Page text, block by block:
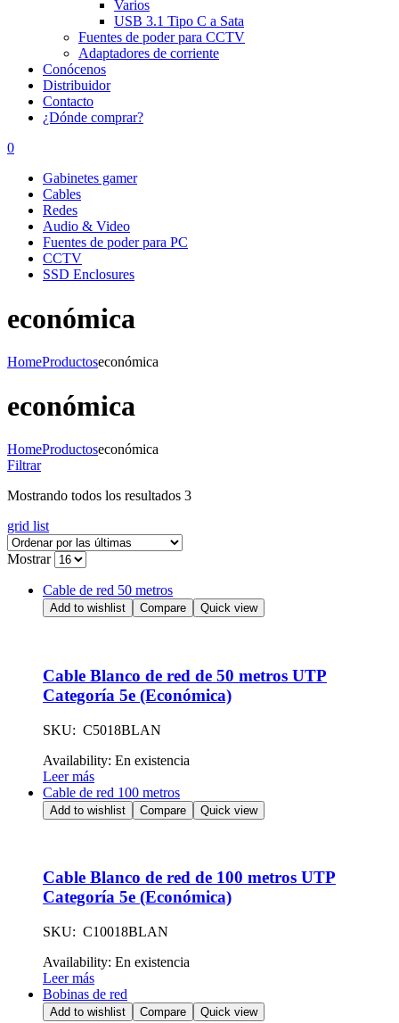
Varios
USB 3.1 Tipo C a Sata
Fuentes de poder para CCTV
Adaptadores de corriente
Conócenos
Distribuidor
Contacto
¿Dónde comprar?
0
Gabinetes gamer
Cables
Redes
Audio & Video
Fuentes de poder para PC
CCTV
SSD Enclosures
económica
HomeProductoseconómica
económica
HomeProductoseconómica
Filtrar
Mostrando todos los resultados 3
grid list
Mostrar
Cable de red 50 metros
Add to wishlist Compare Quick view
Cable Blanco de red de 50 metros UTP
Categoría 5e (Económica)
SKU: C5018BLAN
Availability: En existencia
Leer más
Cable de red 100 metros
Add to wishlist Compare Quick view
Cable Blanco de red de 100 metros UTP
Categoría 5e (Económica)
SKU: C10018BLAN
Availability: En existencia
Leer más
Bobinas de red
Add to wishlist Compare Quick view